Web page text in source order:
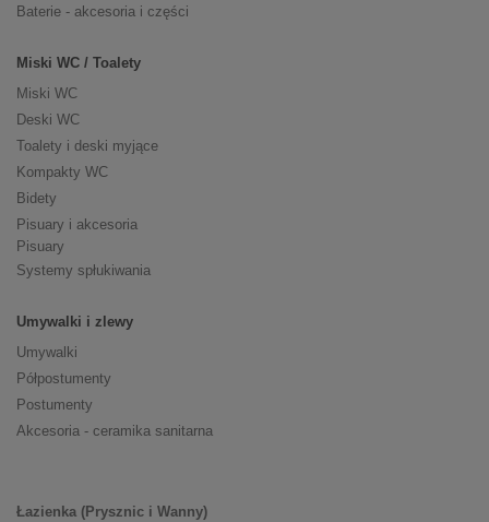
Baterie - akcesoria i części
Miski WC / Toalety
Miski WC
Deski WC
Toalety i deski myjące
Kompakty WC
Bidety
Pisuary i akcesoria
Pisuary
Systemy spłukiwania
Umywalki i zlewy
Umywalki
Półpostumenty
Postumenty
Akcesoria - ceramika sanitarna
Łazienka (Prysznic i Wanny)